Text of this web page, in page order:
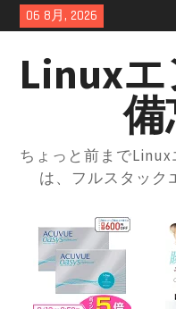
Skip
to
06 8月, 2026
Linux
備
ちょっと前まで
は、フルスタック